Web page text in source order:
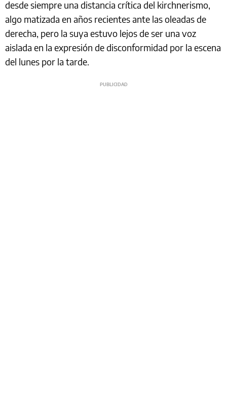
desde siempre una distancia crítica del kirchnerismo,
algo matizada en años recientes ante las oleadas de
derecha, pero la suya estuvo lejos de ser una voz
aislada en la expresión de disconformidad por la escena
del lunes por la tarde.